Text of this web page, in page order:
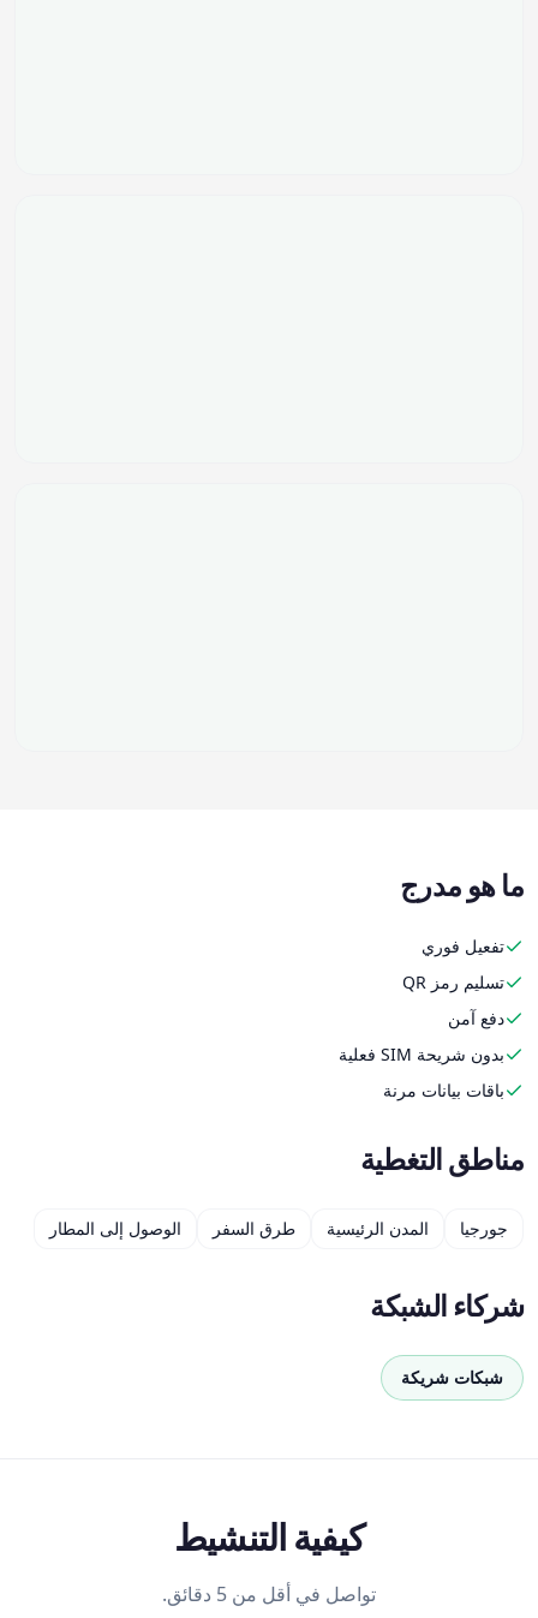
ما هو مدرج
تفعيل فوري
تسليم رمز QR
دفع آمن
بدون شريحة SIM فعلية
باقات بيانات مرنة
مناطق التغطية
جورجيا المدن الرئيسية طرق السفر الوصول إلى المطار
شركاء الشبكة
شبكات شريكة
كيفية التنشيط
تواصل في أقل من 5 دقائق.